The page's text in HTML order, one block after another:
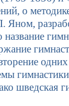
о
Яном,
название
шведская